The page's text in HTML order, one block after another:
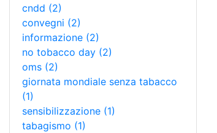
cndd (2)
convegni (2)
informazione (2)
no tobacco day (2)
oms (2)
giornata mondiale senza tabacco
(1)
sensibilizzazione (1)
tabagismo (1)